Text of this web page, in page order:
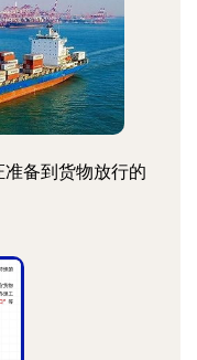
备到货物放行的